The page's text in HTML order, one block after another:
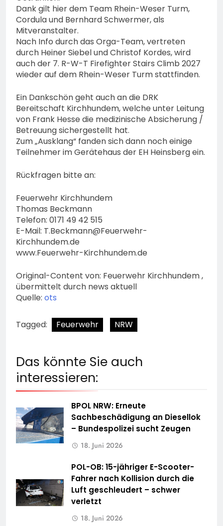
Dank gilt hier dem Team Rhein-Weser Turm,
Cordula und Bernhard Schwermer, als
Mitveranstalter.
Nach Info durch das Orga-Team, vertreten
durch Heiner Siebel und Christof Kordes, wird
auch der 7. R-W-T Firefighter Stairs Climb 2027
wieder auf dem Rhein-Weser Turm stattfinden.
Ein Dankschön geht auch an die DRK
Bereitschaft Kirchhundem, welche unter Leitung
von Frank Hesse die medizinische Absicherung /
Betreuung sichergestellt hat.
Zum „Ausklang“ fanden sich dann noch einige
Teilnehmer im Gerätehaus der EH Heinsberg ein.
Rückfragen bitte an:
Feuerwehr Kirchhundem
Thomas Beckmann
Telefon: 0171 49 42 515
E-Mail: T.Beckmann@Feuerwehr-
Kirchhundem.de
www.Feuerwehr-Kirchhundem.de
Original-Content von: Feuerwehr Kirchhundem ,
übermittelt durch news aktuell
Quelle: ots
Tagged: Feuerwehr NRW
Das könnte Sie auch
interessieren:
BPOL NRW: Erneute
Sachbeschädigung an Diesellok
– Bundespolizei sucht Zeugen
18. Juni 2026
POL-OB: 15-jähriger E-Scooter-
Fahrer nach Kollision durch die
Luft geschleudert – schwer
verletzt
18. Juni 2026